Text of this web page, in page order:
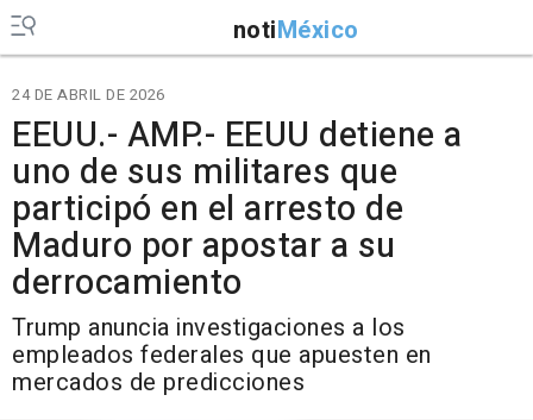
notiMéxico
24 DE ABRIL DE 2026
EEUU.- AMP.- EEUU detiene a
uno de sus militares que
participó en el arresto de
Maduro por apostar a su
derrocamiento
Trump anuncia investigaciones a los
empleados federales que apuesten en
mercados de predicciones